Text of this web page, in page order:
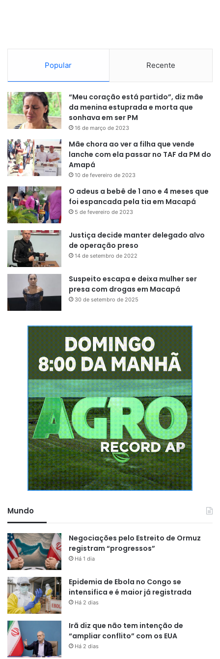
Popular Recente
“Meu coração está partido”, diz mãe
da menina estuprada e morta que
sonhava em ser PM
16 de março de 2023
Mãe chora ao ver a filha que vende
lanche com ela passar no TAF da PM do
Amapá
10 de fevereiro de 2023
O adeus a bebê de 1 ano e 4 meses que
foi espancada pela tia em Macapá
5 de fevereiro de 2023
Justiça decide manter delegado alvo
de operação preso
14 de setembro de 2022
Suspeito escapa e deixa mulher ser
presa com drogas em Macapá
30 de setembro de 2025
Mundo
Negociações pelo Estreito de Ormuz
registram “progressos”
Há 1 dia
Epidemia de Ebola no Congo se
intensifica e é maior já registrada
Há 2 dias
Irã diz que não tem intenção de
“ampliar conflito” com os EUA
Há 2 dias